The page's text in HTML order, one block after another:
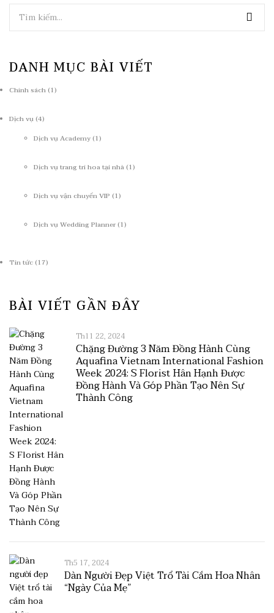
DANH MỤC BÀI VIẾT
Chính sách (1)
Dịch vụ (4)
Dịch vụ Academy (1)
Dịch vụ trang trí hoa tại nhà (1)
Dịch vụ vận chuyển VIP (1)
Dịch vụ Wedding Planner(1)
Tin tức (17)
BÀI VIẾT GẦN ĐÂY
Th11 22, 2024
Chặng Đường 3 Năm Đồng Hành Cùng
Aquafina Vietnam International Fashion
Week 2024: S Florist Hân Hạnh Được
Đồng Hành Và Góp Phần Tạo Nên Sự
Thành Công
Th5 17, 2024
Dàn Người Đẹp Việt Trổ Tài Cắm Hoa Nhân
“Ngày Của Mẹ”